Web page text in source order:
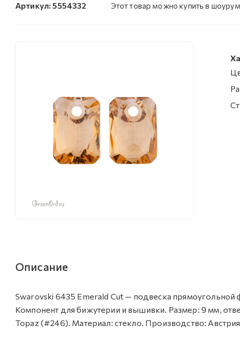
Артикул: 5554332 Этот товар можно купить в
Описание
Swarovski 6435 Emerald Cut — подвеска
Компонент для бижутерии и вышивки. Размер: 9 мм,
Topaz (#246). Материал: стекло. Производство: